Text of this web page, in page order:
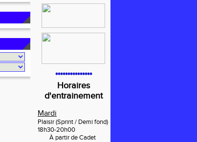
***************
Horaires
d'entrainement
Mardi
Plaisir(Sprint / Demi fond)
18h30-20h00
À partir de Cadet